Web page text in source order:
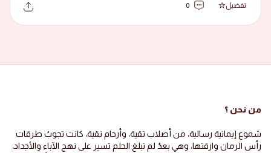
تفضيل 0
من نحن ؟
شموع إيمانية رسالية، من أصلاب تقية، وأرحام نقية، كانت تجوبُ طرقات
رأس الرمان وازقتها، وهي بعدُ لم تبلغ الحلم تسير على نهج الآباء والأجداد،